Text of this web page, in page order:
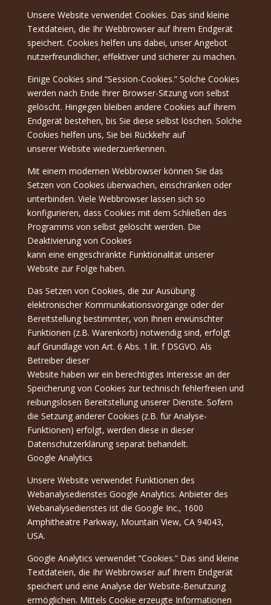
Unsere Website verwendet Cookies. Das sind kleine
Textdateien, die Ihr Webbrowser auf Ihrem Endgerät
speichert. Cookies helfen uns dabei, unser Angebot
nutzerfreundlicher, effektiver und sicherer zu machen.
Einige Cookies sind “Session-Cookies.” Solche Cookies
werden nach Ende Ihrer Browser-Sitzung von selbst
gelöscht. Hingegen bleiben andere Cookies auf Ihrem
Endgerät bestehen, bis Sie diese selbst löschen. Solche
Cookies helfen uns, Sie bei Rückkehr auf
unserer Website wiederzuerkennen.
Mit einem modernen Webbrowser können Sie das
Setzen von Cookies überwachen, einschränken oder
unterbinden. Viele Webbrowser lassen sich so
konfigurieren, dass Cookies mit dem Schließen des
Programms von selbst gelöscht werden. Die
Deaktivierung von Cookies
kann eine eingeschränkte Funktionalität unserer
Website zur Folge haben.
Das Setzen von Cookies, die zur Ausübung
elektronischer Kommunikationsvorgänge oder der
Bereitstellung bestimmter, von Ihnen erwünschter
Funktionen (z.B. Warenkorb) notwendig sind, erfolgt
auf Grundlage von Art. 6 Abs. 1 lit. f DSGVO. Als
Betreiber dieser
Website haben wir ein berechtigtes Interesse an der
Speicherung von Cookies zur technisch fehlerfreien und
reibungslosen Bereitstellung unserer Dienste. Sofern
die Setzung anderer Cookies (z.B. für Analyse-
Funktionen) erfolgt, werden diese in dieser
Datenschutzerklärung separat behandelt.
Google Analytics
Unsere Website verwendet Funktionen des
Webanalysedienstes Google Analytics. Anbieter des
Webanalysedienstes ist die Google Inc., 1600
Amphitheatre Parkway, Mountain View, CA 94043,
USA.
Google Analytics verwendet “Cookies.” Das sind kleine
Textdateien, die Ihr Webbrowser auf Ihrem Endgerät
speichert und eine Analyse der Website-Benutzung
ermöglichen. Mittels Cookie erzeugte Informationen